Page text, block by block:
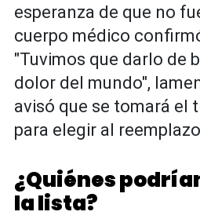
esperanza de que no
cuerpo médico
"Tuvimos que darlo de
dolor del mundo",
avisó que se tomará el
para elegir al
¿Quiénes
la lista?